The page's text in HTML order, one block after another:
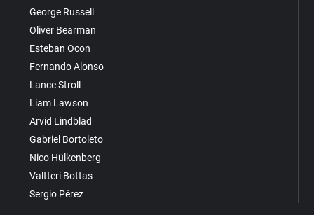
George Russell
Oliver Bearman
Esteban Ocon
Fernando Alonso
Lance Stroll
Liam Lawson
Arvid Lindblad
Gabriel Bortoleto
Nico Hülkenberg
Valtteri Bottas
Sergio Pérez